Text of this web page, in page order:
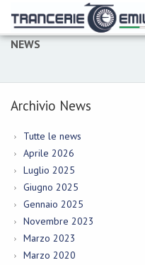
NEWS
Archivio News
Tutte le news
Aprile 2026
Luglio 2025
Giugno 2025
Gennaio 2025
Novembre 2023
Marzo 2023
Marzo 2020